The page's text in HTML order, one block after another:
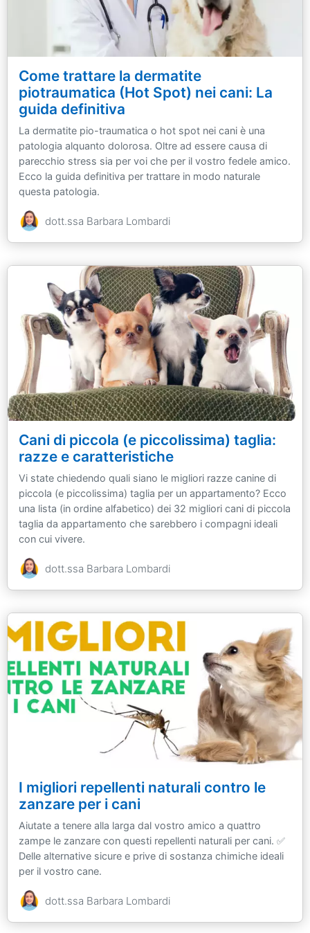
Come trattare la dermatite
piotraumatica (Hot Spot) nei cani: La
guida definitiva
La dermatite pio-traumatica o hot spot nei cani è una
patologia alquanto dolorosa. Oltre ad essere causa di
parecchio stress sia per voi che per il vostro fedele amico.
Ecco la guida definitiva per trattare in modo naturale
questa patologia.
dott.ssa Barbara Lombardi
Cani di piccola (e piccolissima) taglia:
razze e caratteristiche
Vi state chiedendo quali siano le migliori razze canine di
piccola (e piccolissima) taglia per un appartamento? Ecco
una lista (in ordine alfabetico) dei 32 migliori cani di piccola
taglia da appartamento che sarebbero i compagni ideali
con cui vivere.
dott.ssa Barbara Lombardi
I migliori repellenti naturali contro le
zanzare per i cani
Aiutate a tenere alla larga dal vostro amico a quattro
zampe le zanzare con questi repellenti naturali per cani. ✅
Delle alternative sicure e prive di sostanza chimiche ideali
per il vostro cane.
dott.ssa Barbara Lombardi